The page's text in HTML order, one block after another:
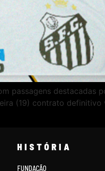
passagens destacadas
(19) contrato
HISTÓRIA
FUNDAÇÃO